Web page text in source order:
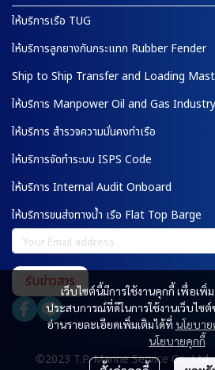
เว็บไซต์นี้มีการใช้งานคุกกี้ เพื่อเ
ประสบการณ์ที่ดีในการใช้งานเว็บไซ
อ่านรายละเอียดเพิ่มเติมได้ที่ นโยบา
นโยบายคุกกี้
ให้บริการเรือ TUG
ให้บริการลูกยางกันกระแทก Rubber Fender
Ship to Ship Transfer and Loading
ให้บริการ Manpower Oil and Gas Industry
ให้บริการ สำรวจความมั่นคงท่าเรือ
ให้บริการจัดทำระบบ ISPS Code
ให้บริการ Internal Audit Onboard
ให้บริการขนส่งทางน้ำ เรือ Flat Top Barge
รับข่าวสาร
©2023 T.P. Marine Service